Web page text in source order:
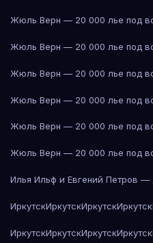
Жюль Верн — 20 000 лье под
Жюль Верн — 20 000 лье под
Жюль Верн — 20 000 лье под
Жюль Верн — 20 000 лье под
Жюль Верн — 20 000 лье под
Жюль Верн — 20 000 лье под
Илья Ильф и Евгений Петров —
ИркутскИркутскИркутскИркутск
ИркутскИркутскИркутскИркутск